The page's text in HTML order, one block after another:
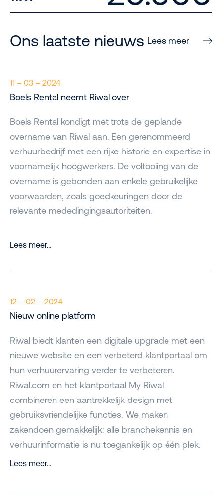
Ons laatste nieuws Lees meer
11 – 03 – 2024
Boels Rental neemt Riwal over
Boels Rental kondigt met trots de geplande
overname van Riwal aan. Een gerenommeerd
verhuurbedrijf met een rijke historie en expertise in
voornamelijk hoogwerkers. De voltooiing van de
overname is gebonden aan enkele gebruikelijke
voorwaarden, zoals goedkeuringen door de
relevante mededingingsautoriteiten.
Lees meer…
12 – 02 – 2024
Nieuw online platform
Riwal biedt klanten een digitale upgrade met een
nieuwe website en een verbeterd klantportaal om
hun verhuurervaring verder te verbeteren.
Riwal.com en het klantportaal My Riwal
combineren een aantrekkelijk design met
gebruiksvriendelijke functies. We maken
zakendoen gemakkelijk: alle branchekennis en
verhuurinformatie is nu toegankelijk op één plek.
Lees meer…